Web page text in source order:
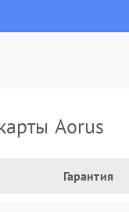
Aorus
Гарантия